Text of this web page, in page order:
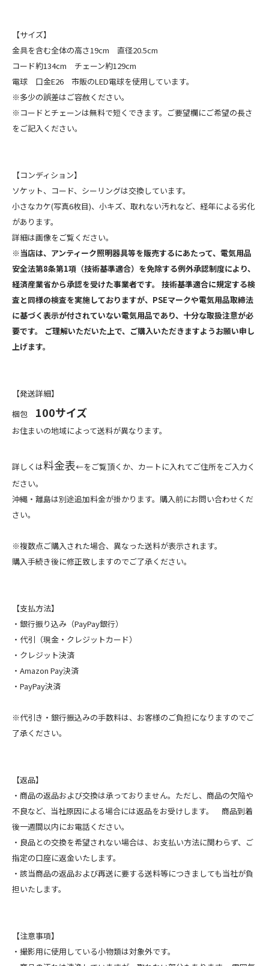
【サイズ】
金具を含む全体の高さ19cm 直径20.5cm
コード約134cm チェーン約129cm
電球 口金E26 市販のLED電球を使用しています。
※多少の誤差はご容赦ください。
※コードとチェーンは無料で短くできます。ご要望欄にご希望の長さ
をご記入ください。
【コンディション】
ソケット、コード、シーリングは交換しています。
小さなカケ(写真6枚目)、小キズ、取れない汚れなど、経年による劣化
があります。
詳細は画像をご覧ください。
※当店は、アンティーク照明器具等を販売するにあたって、電気用品
安全法第8条第1項（技術基準適合）を免除する例外承認制度により、
経済産業省から承認を受けた事業者です。 技術基準適合に規定する検
査と同様の検査を実施しておりますが、PSEマークや電気用品取締法
に基づく表示が付されていない電気用品であり、十分な取扱注意が必
要です。 ご理解いただいた上で、ご購入いただきますようお願い申し
上げます。
【発送詳細】
梱包 100サイズ
お住まいの地域によって送料が異なります。
詳しくは料金表←をご覧頂くか、カートに入れてご住所をご入力く
ださい。
沖縄・離島は別途追加料金が掛かります。購入前にお問い合わせくだ
さい。
※複数点ご購入された場合、異なった送料が表示されます。
購入手続き後に修正致しますのでご了承ください。
【支払方法】
・銀行振り込み（PayPay銀行）
・代引（現金・クレジットカード）
・クレジット決済
・Amazon Pay決済
・PayPay決済
※代引き・銀行振込みの手数料は、お客様のご負担になりますのでご
了承ください。
【返品】
・商品の返品および交換は承っておりません。ただし、商品の欠陥や
不良など、当社原因による場合には返品をお受けします。 商品到着
後一週間以内にお電話ください。
・良品との交換を希望されない場合は、お支払い方法に関わらず、ご
指定の口座に返金いたします。
・該当商品の返品および再送に要する送料等につきましても当社が負
担いたします。
【注意事項】
・撮影用に使用している小物類は対象外です。